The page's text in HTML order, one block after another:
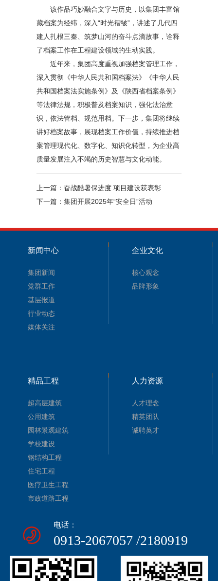
该作品巧妙融合文字与历史，以集团丰富馆
藏档案为经纬，深入“时光褶皱”，讲述了几代四
建人扎根三秦、筑梦山河的奋斗点滴故事，诠释
了档案工作在工程建设领域的生动实践。
近年来，集团高度重视加强档案管理工作，
深入贯彻《中华人民共和国档案法》《中华人民
共和国档案法实施条例》及《陕西省档案条例》
等法律法规，积极普及档案知识，强化法治意
识，依法管档、规范用档。下一步，集团将继续
讲好档案故事，展现档案工作价值，持续推进档
案管理现代化、数字化、知识化转型，为企业高
质量发展注入不竭的历史智慧与文化动能。
上一篇： 奋战酷暑保进度 项目建设获表彰
下一篇： 集团开展2025年“安全日”活动
新闻中心
集团新闻
党群工作
基层报道
行业动态
媒体关注
企业文化
核心观念
品牌形象
精品工程
超高层建筑
公用建筑
园林景观建筑
学校建设
钢结构工程
住宅工程
医疗卫生工程
市政道路工程
人力资源
人才理念
精英团队
诚聘英才
电话：
0913-2067057 /2180919